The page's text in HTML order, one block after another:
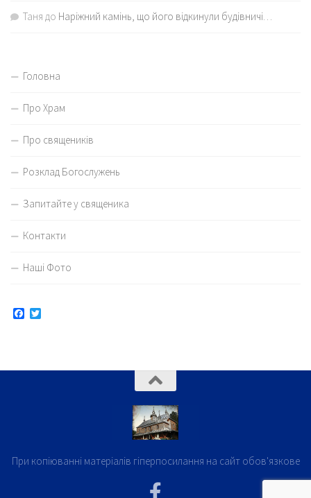
Таня до Наріжний камінь, що його відкинули будівничі…
Головна
Про Храм
Про священиків
Розклад Богослужень
Запитайте у священика
Контакти
Наші Фото
Facebook
При копіюванні матеріалів гіперпосилання на сайт обов'язкове